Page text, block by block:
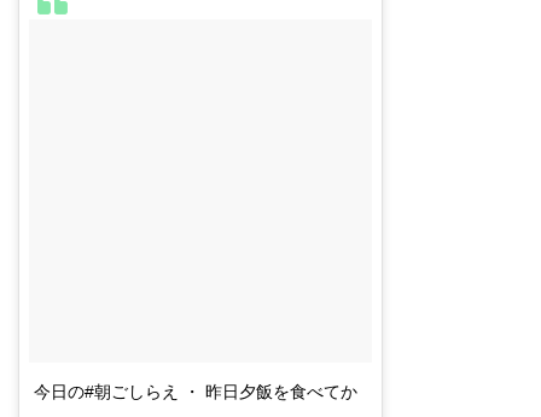
今日の#朝ごしらえ ・ 昨日夕飯を食べてか